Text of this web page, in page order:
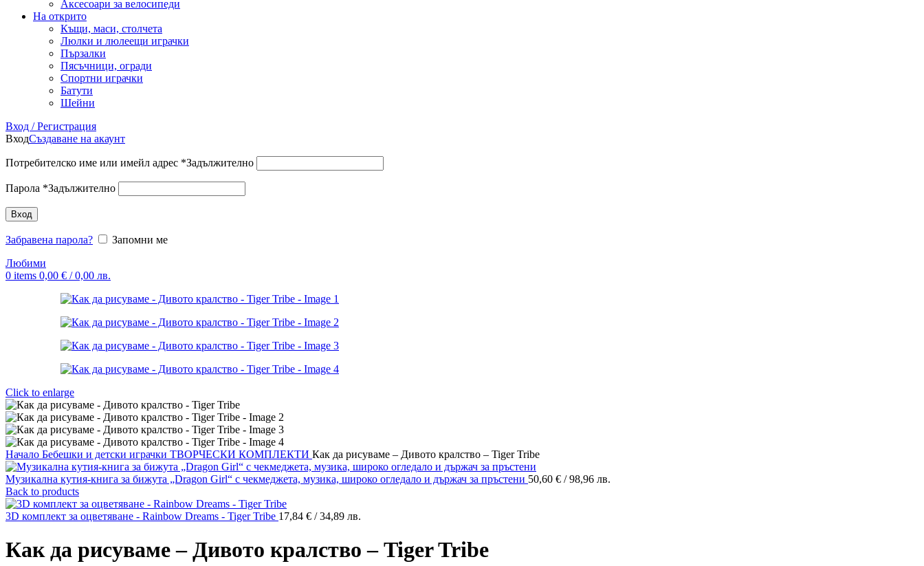
Аксесоари за велосипеди
На открито
Къщи, маси, столчета
Люлки и люлеещи играчки
Пързалки
Пясъчници, огради
Спортни играчки
Батути
Шейни
Вход / Регистрация
ВходСъздаване на акаунт
Потребителско име или имейл адрес *Задължително
Парола *Задължително
Вход
Забравена парола?
Запомни ме
Любими
0 items 0,00 € / 0,00 лв.
Click to enlarge
Начало Бебешки и детски играчки ТВОРЧЕСКИ КОМПЛЕКТИ Как да рисуваме – Дивото кралство – Tiger Tribe
Музикална кутия-книга за бижута „Dragon Girl“ с чекмеджета, музика, широко огледало и държач за пръстени 50,60 € / 98,96 лв.
Back to products
3D комплект за оцветяване - Rainbow Dreams - Tiger Tribe 17,84 € / 34,89 лв.
Как да рисуваме – Дивото кралство – Tiger Tribe